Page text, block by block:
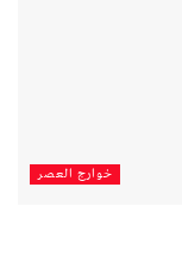
خوارج العصر